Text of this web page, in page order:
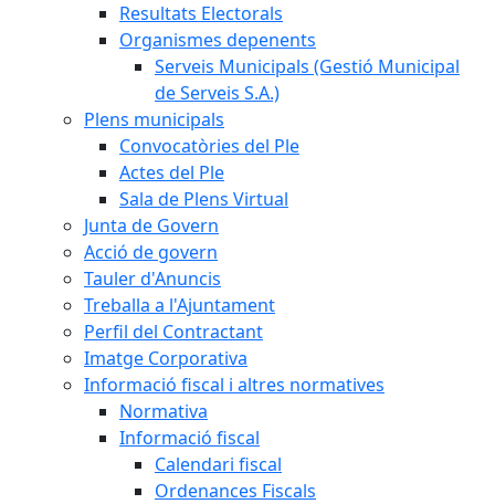
Resultats Electorals
Organismes depenents
Serveis Municipals (Gestió Municipal
de Serveis S.A.)
Plens municipals
Convocatòries del Ple
Actes del Ple
Sala de Plens Virtual
Junta de Govern
Acció de govern
Tauler d'Anuncis
Treballa a l'Ajuntament
Perfil del Contractant
Imatge Corporativa
Informació fiscal i altres normatives
Normativa
Informació fiscal
Calendari fiscal
Ordenances Fiscals